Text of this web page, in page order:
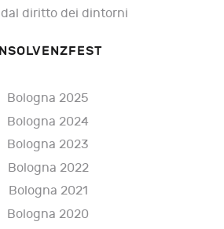
dal diritto dei dintorni
Bologna 2025
Bologna 2024
Bologna 2023
Bologna 2022
Bologna 2021
Bologna 2020